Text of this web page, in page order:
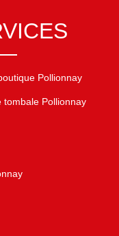
Pollionnay
tombale Pollionnay